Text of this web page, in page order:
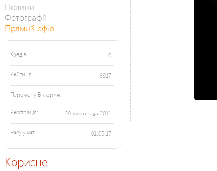
Новини
Фотографії
Прямий ефір
Кредів: 0
Рейтинг: 3917
Перемог у Вікторині:
Реєстрація: 29 листопада 2011
Часу у чаті: 01:05:17
Корисне